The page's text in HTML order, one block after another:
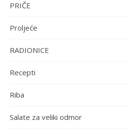
PRIČE
Proljeće
RADIONICE
Recepti
Riba
Salate za veliki odmor